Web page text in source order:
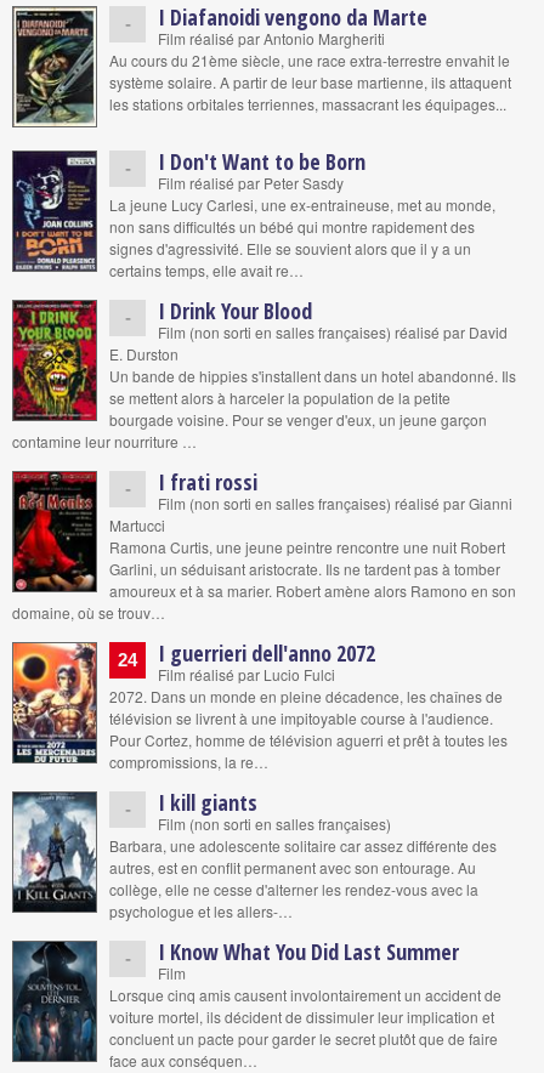
- I Diafanoidi vengono da Marte
Film réalisé par Antonio Margheriti
Au cours du 21ème siècle, une race extra-terrestre envahit le
système solaire. A partir de leur base martienne, ils attaquent
les stations orbitales terriennes, massacrant les équipages...
- I Don't Want to be Born
Film réalisé par Peter Sasdy
La jeune Lucy Carlesi, une ex-entraineuse, met au monde,
non sans difficultés un bébé qui montre rapidement des
signes d'agressivité. Elle se souvient alors que il y a un
certains temps, elle avait re…
- I Drink Your Blood
Film (non sorti en salles françaises) réalisé par David
E. Durston
Un bande de hippies s'installent dans un hotel abandonné. Ils
se mettent alors à harceler la population de la petite
bourgade voisine. Pour se venger d'eux, un jeune garçon
contamine leur nourriture …
- I frati rossi
Film (non sorti en salles françaises) réalisé par Gianni
Martucci
Ramona Curtis, une jeune peintre rencontre une nuit Robert
Garlini, un séduisant aristocrate. Ils ne tardent pas à tomber
amoureux et à sa marier. Robert amène alors Ramono en son
domaine, où se trouv…
24 I guerrieri dell'anno 2072
Film réalisé par Lucio Fulci
2072. Dans un monde en pleine décadence, les chaînes de
télévision se livrent à une impitoyable course à l'audience.
Pour Cortez, homme de télévision aguerri et prêt à toutes les
compromissions, la re…
- I kill giants
Film (non sorti en salles françaises)
Barbara, une adolescente solitaire car assez différente des
autres, est en conflit permanent avec son entourage. Au
collège, elle ne cesse d'alterner les rendez-vous avec la
psychologue et les allers-…
- I Know What You Did Last Summer
Film
Lorsque cinq amis causent involontairement un accident de
voiture mortel, ils décident de dissimuler leur implication et
concluent un pacte pour garder le secret plutôt que de faire
face aux conséquen…